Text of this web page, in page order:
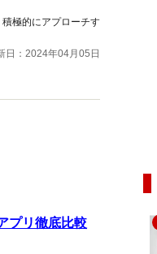
極的にアプローチす
日：2024年04月05日
プリ徹底比較